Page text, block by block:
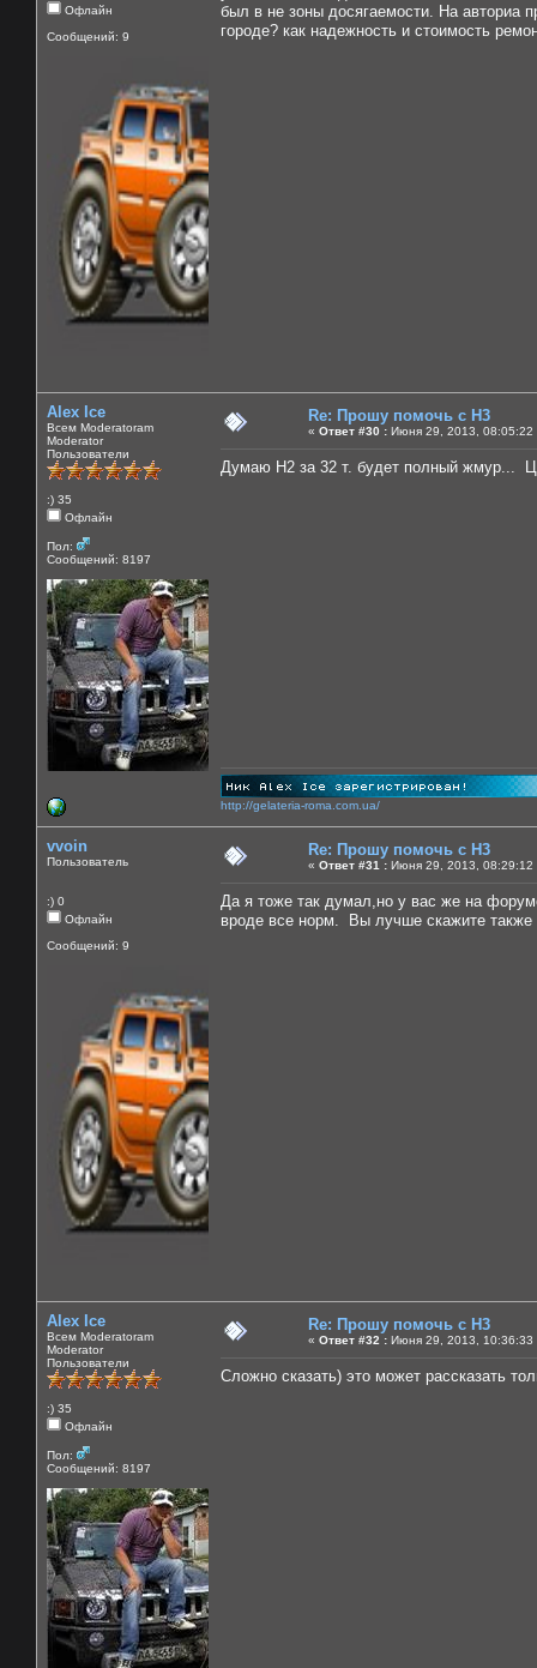
Офлайн
Сообщений: 9
был в не зоны досягаемости. На авториа
городе? как надежность и стоимость
Alex Ice
Всем Moderatoram
Moderator
Пользователи
:) 35
Офлайн
Пол:
Сообщений: 8197
Re: Прошу помочь с Н3
« Ответ #30 : Июня 29, 2013, 08:05:22
Думаю Н2 за 32 т. будет полный жмур...
http://gelateria-roma.com.ua/
vvoin
Пользователь
:) 0
Офлайн
Сообщений: 9
Re: Прошу помочь с Н3
« Ответ #31 : Июня 29, 2013, 08:29:12
Да я тоже так думал,но у вас же на
вроде все норм. Вы лучше скажите
Alex Ice
Всем Moderatoram
Moderator
Пользователи
:) 35
Офлайн
Пол:
Сообщений: 8197
Re: Прошу помочь с Н3
« Ответ #32 : Июня 29, 2013, 10:36:33
Сложно сказать) это может рассказать